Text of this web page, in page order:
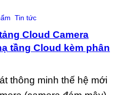
Tin tức
Cloud Camera
tầng Cloud kèm phân
thông minh thế hệ mới